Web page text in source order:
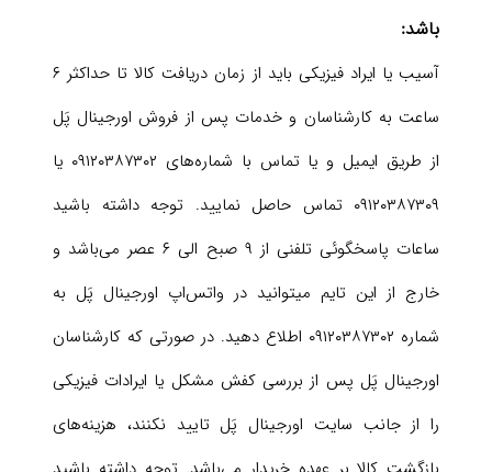
باشد:
آسیب یا ایراد فیزیکی باید از زمان دریافت کالا تا حداکثر ۶
ساعت به کارشناسان و خدمات پس از فروش اورجینال پَل
از طریق ایمیل و یا تماس با شماره‌های ۰۹۱۲۰۳۸۷۳۰۲ یا
۰۹۱۲۰۳۸۷۳۰۹ تماس حاصل نمایید. توجه داشته باشید
ساعات پاسخگوئی تلفنی از ۹ صبح الی ۶ عصر می‌باشد و
خارج از این تایم میتوانید در واتس‌اپ اورجینال پَل به
شماره ۰۹۱۲۰۳۸۷۳۰۲ اطلاع دهید. در صورتی که کارشناسان
اورجینال پَل پس از بررسی کفش مشکل یا ایرادات فیزیکی
را از جانب سایت اورجینال پَل تایید نکنند، هزینه‌های